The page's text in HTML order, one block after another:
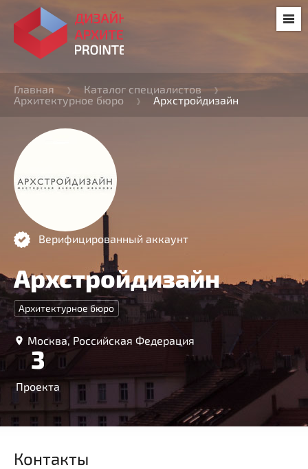
Главная
Каталог специалистов
Архитектурное бюро
Архстройдизайн
Верифицированный аккаунт
Архстройдизайн
Архитектурное бюро
Москва, Российская Федерация
3
Проекта
Контакты